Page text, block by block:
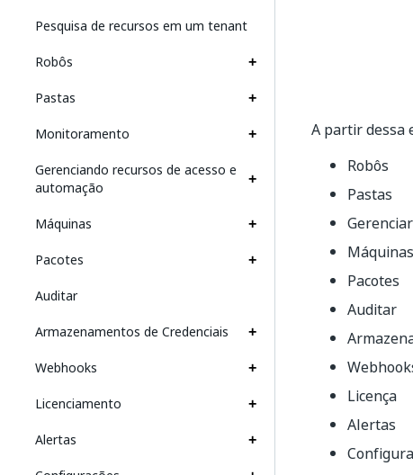
Pesquisa de recursos em um tenant
Robôs
Pastas
Monitoramento
Gerenciando recursos de acesso e
automação
Máquinas
Pacotes
Auditar
Armazenamentos de Credenciais
Webhooks
Licenciamento
Alertas
A partir dessa
Robôs
Pastas
Máquinas
Pacotes
Auditar
Licença
Alertas